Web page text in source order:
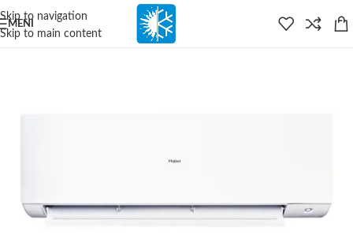
content
Skip to navigation
Skip to main content
MENI